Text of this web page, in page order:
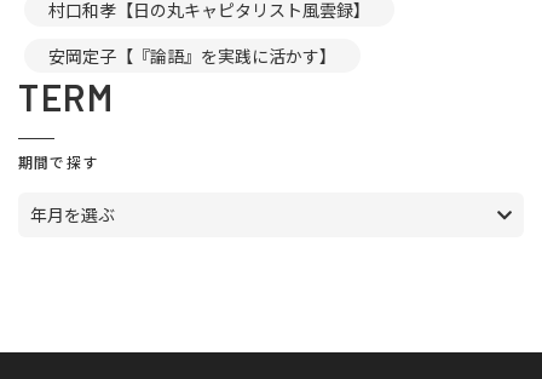
村口和孝【日の丸キャピタリスト風雲録】
安岡定子【『論語』を実践に活かす】
TERM
期間で探す
年月を選ぶ